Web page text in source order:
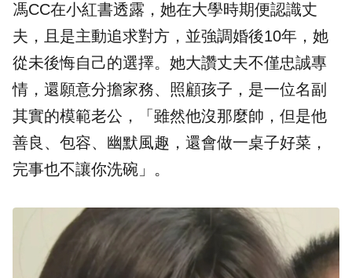
馮CC在小紅書透露，她在大學時期便認識丈
夫，且是主動追求對方，並強調婚後10年，她
從未後悔自己的選擇。她大讚丈夫不僅忠誠專
情，還願意分擔家務、照顧孩子，是一位名副
其實的模範老公，「雖然他沒那麼帥，但是他
善良、包容、幽默風趣，還會做一桌子好菜，
完事也不讓你洗碗」。